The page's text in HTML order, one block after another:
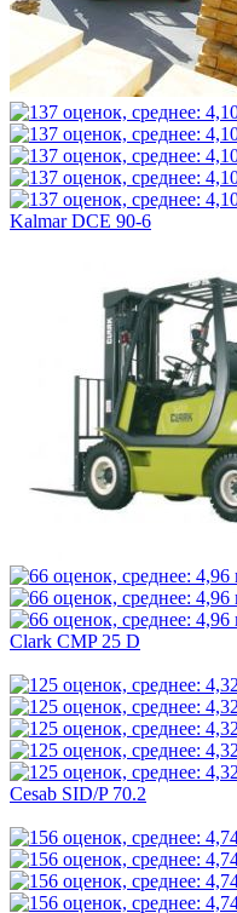
Kalmar DCE 90-6
Clark CMP 25 D
Cesab SID/P 70.2